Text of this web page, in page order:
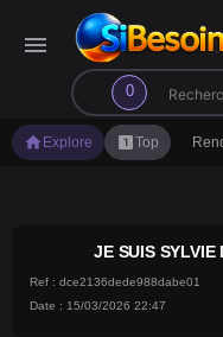
menu
0
search
home Explore looks_oneTop
JE SUIS SYLVIE
Ref : dce2136dede988dabe01
Date : 15/03/2026 22:47